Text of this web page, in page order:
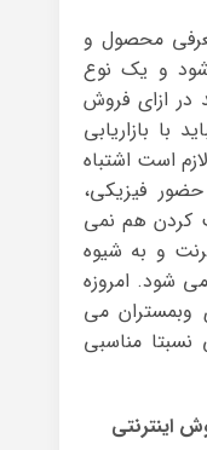
محصول و
و یک نوع
در ازای فروش
با بازاریابی
است اشتباه
فیزیکی،
کردن هم نمی
و به شیوه
می شود. امروزه
وبمستران می
نسبتا مناسبی
اینترنتی